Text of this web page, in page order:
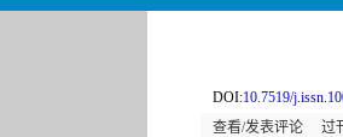
DOI:10.7519/
查看/发表评论
过